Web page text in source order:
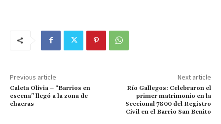
Previous article
Caleta Olivia – “Barrios en
escena” llegó a la zona de
chacras
Next article
Río Gallegos: Celebraron el
primer matrimonio en la
Seccional 7800 del Registro
Civil en el Barrio San Benito